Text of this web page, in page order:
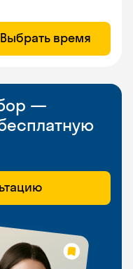
Выбрать время
—